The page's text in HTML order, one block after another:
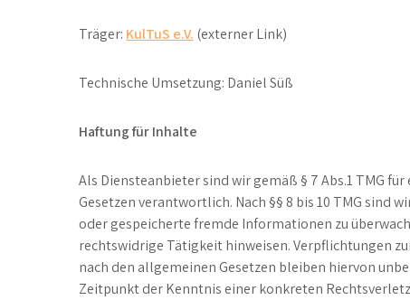
Träger: KulTuS e.V. (externer Link)
Technische Umsetzung: Daniel Süß
Haftung für Inhalte
Als Diensteanbieter sind wir gemäß § 7 Abs.1 TMG
Gesetzen verantwortlich. Nach §§ 8 bis 10 TMG
oder gespeicherte fremde Informationen zu
rechtswidrige Tätigkeit hinweisen. Verpflichtungen
nach den allgemeinen Gesetzen bleiben hiervon
Zeitpunkt der Kenntnis einer konkreten